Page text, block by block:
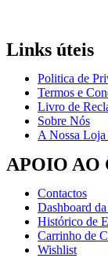
Links úteis
Politica de
Termos e
Livro de
Sobre Nós
A Nossa
APOIO AO
Contactos
Dashboard
Histórico de
Carrinho de
Wishlist